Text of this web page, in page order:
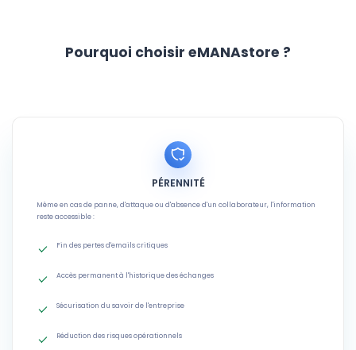
Pourquoi choisir eMANAstore ?
PÉRENNITÉ
Même en cas de panne, d'attaque ou d'absence d'un collaborateur, l'information
reste accessible :
Fin des pertes d'emails critiques
Accès permanent à l'historique des échanges
Sécurisation du savoir de l'entreprise
Réduction des risques opérationnels